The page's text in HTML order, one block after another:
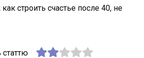
строить счастье после 40, не
статтю